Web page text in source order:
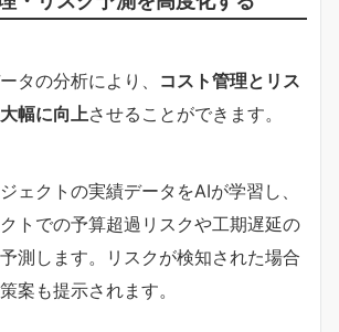
タの分析により、 コスト管理とリス
幅に向上させることができます。
ェクトの実績データをAIが学習し、
トでの予算超過リスクや工期遅延の
測します。リスクが検知された場合
案も提示されます。